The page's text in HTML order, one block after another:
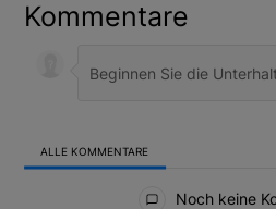
Kommentare
ALLE KOMMENTARE
Noch keine